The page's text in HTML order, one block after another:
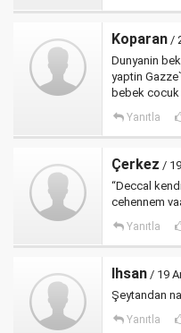
Koparan /
Dunyanin
yaptin
bebek
Yanıtla
Çerkez /
“Deccal
cehennem
Yanıtla
Ihsan / 19
Şeytandan
Yanıtla